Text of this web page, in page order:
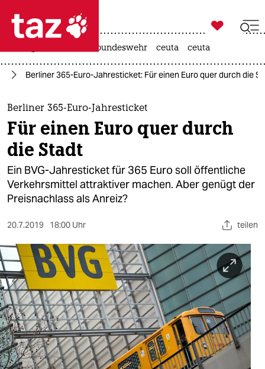
 taz zahl ich
taz zahl ich
themen
politik
öko
gesellschaft
sport
berlin
nord
wahrheit
verlag

taz zahl ich
bundeswehr ceuta ceuta
Berliner 365-Euro-Jahresticket: Für einen Euro quer durch die
Berliner 365-Euro-Jahresticket
Für einen Euro quer durch
die Stadt
Ein BVG-Jahresticket für 365 Euro soll öffentliche
Verkehrsmittel attraktiver machen. Aber genügt der
Preisnachlass als Anreiz?
20.7.2019 18:00 Uhr teilen